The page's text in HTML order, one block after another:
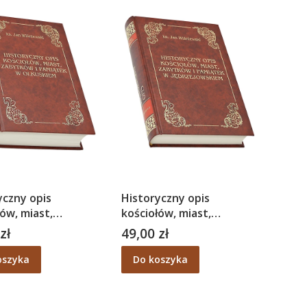
opis
miast,
i pamiątek w
- ks. Jan
Historyczny opis
kościołów, miast,
zabytków i pamiątek w
jędrzejowskiem - ks. Jan
Wiśniewski
Cena
49,00 zł
Do koszyka